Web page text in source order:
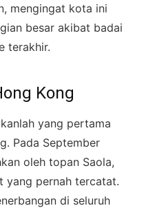
mengingat kota ini
besar akibat badai
terakhir.
Kong
yang pertama
Pada September
oleh topan Saola,
yang pernah tercatat.
di seluruh